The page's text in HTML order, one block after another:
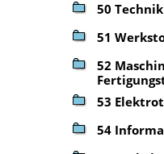
50
51
52
53
54